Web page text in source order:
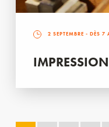
2 SEPTEMBRE - DÈS 7